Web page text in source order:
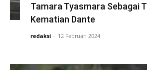
Tamara Tyasmara Sebagai
Kematian Dante
redaksi - 12 Februari 2024